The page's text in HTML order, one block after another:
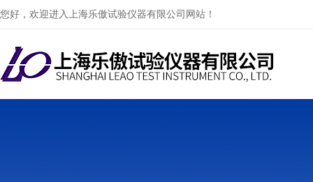
您好，欢迎进入上海乐傲试验仪器有限公司网站！